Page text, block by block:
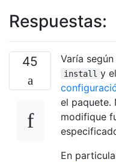
Respuestas:
45 Varía
install y
el paquete.
modifique
En